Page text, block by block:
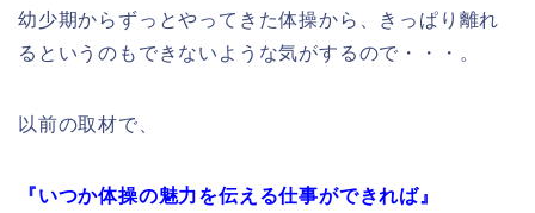
幼少期からずっとやってきた体操から、きっぱり離れ
るというのもできないような気がするので・・・。
以前の取材で、
『いつか体操の魅力を伝える仕事ができれば』